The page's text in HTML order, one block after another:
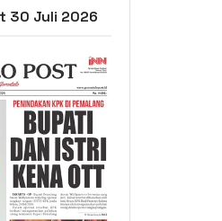
30 Juli 2026